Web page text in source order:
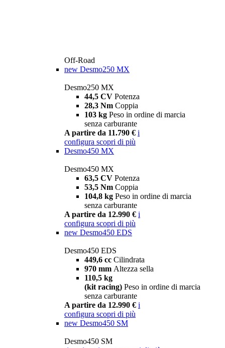
Off-Road
new Desmo250 MX
Desmo250 MX
44,5 CV Potenza
28,3 Nm Coppia
103 kg Peso in ordine di marcia
senza carburante
A partire da 11.790 € i
configura scopri di più
Desmo450 MX
Desmo450 MX
63,5 CV Potenza
53,5 Nm Coppia
104,8 kg Peso in ordine di marcia
senza carburante
A partire da 12.990 € i
configura scopri di più
new Desmo450 EDS
Desmo450 EDS
449,6 cc Cilindrata
970 mm Altezza sella
110,5 kg
(kit racing) Peso in ordine di marcia
senza carburante
A partire da 12.990 € i
configura scopri di più
new Desmo450 SM
Desmo450 SM